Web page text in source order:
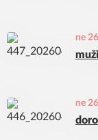
ne
ne